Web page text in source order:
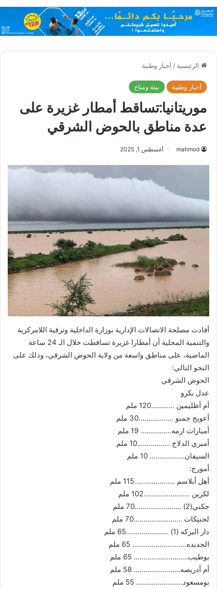
الرئيسية / أخبار وطنية
أخبار وطنية بيئة ومناخ
موريتانيا:تساقط أمطار غزيرة على
عدة مناطق بالحوض الشرقي
mahmod أغسطس 1, 2025
أفادت مصلحة الاتصالات الإدارية بوزارة الداخلية وترقية اللامركزية
والتنمية المحلية أن أمطارا غزيرة تساقطت خلال الـ 24 ساعة
الماضية، على مناطق واسعة من ولاية الحوض الشرقي، وذلك على
النحو التالي:
الحوض الشرقي
عدل بكرو
أم أظليمين …………120 ملم
أعويج جمبو ………………30 ملم
أمبارات ارمه……………. 19 ملم
أمبري الدلاح ……………..10 ملم
السيفان……………… 10 ملم
أمورج:
أهل أبلاسم …………………115 ملم
لكرين ……………………102 ملم
جكني(2) ……………………70 ملم
لحنيكات …………………….70 ملم
دار البركه (1) ………………….65 ملم
الجديده………………………. 65 ملم
بوطيب………………………. 65 ملم
أم أدريصه…………………… 58 ملم
بومسعود………………..…. 55 ملم